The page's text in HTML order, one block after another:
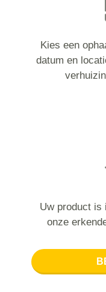
Kies een
datum en
Uw product is
onze